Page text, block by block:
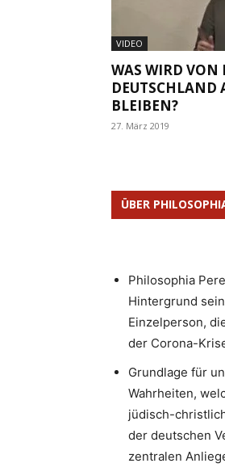
VIDEO
WAS WIRD VON
DEUTSCHLAND
BLEIBEN?
27. März 2019
ÜBER
Philosophia
Hintergrund
Einzelperson,
der Corona-
Grundlage für
Wahrheiten,
jüdisch-
der deutschen
zentralen